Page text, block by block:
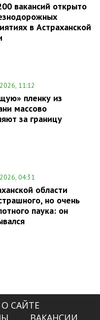
вакансий открыто
в Астраханской
11:12
пленку из
массово
за границу
04:31
области
но очень
паука: он
О САЙТЕ
ВАКАНСИИ